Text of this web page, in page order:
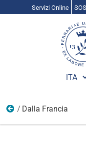
Servizi Online SOS
Immagini
Dalla Francia